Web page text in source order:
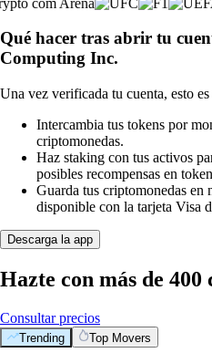
Qué hacer tras abrir tu
Computing Inc.
Una vez verificada tu cuenta, esto
Intercambia tus tokens por
criptomonedas.
Haz staking con tus activos
posibles recompensas en
Guarda tus criptomonedas en
disponible con la tarjeta Visa
Descarga la app
Hazte con más de
Consultar precios
Trending Top Movers